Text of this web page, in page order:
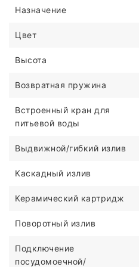
Назначение
Цвет
Высота
Возвратная пружина
Встроенный кран для
питьевой воды
Выдвижной/гибкий излив
Каскадный излив
Керамический картридж
Поворотный излив
Подключение
посудомоечной/